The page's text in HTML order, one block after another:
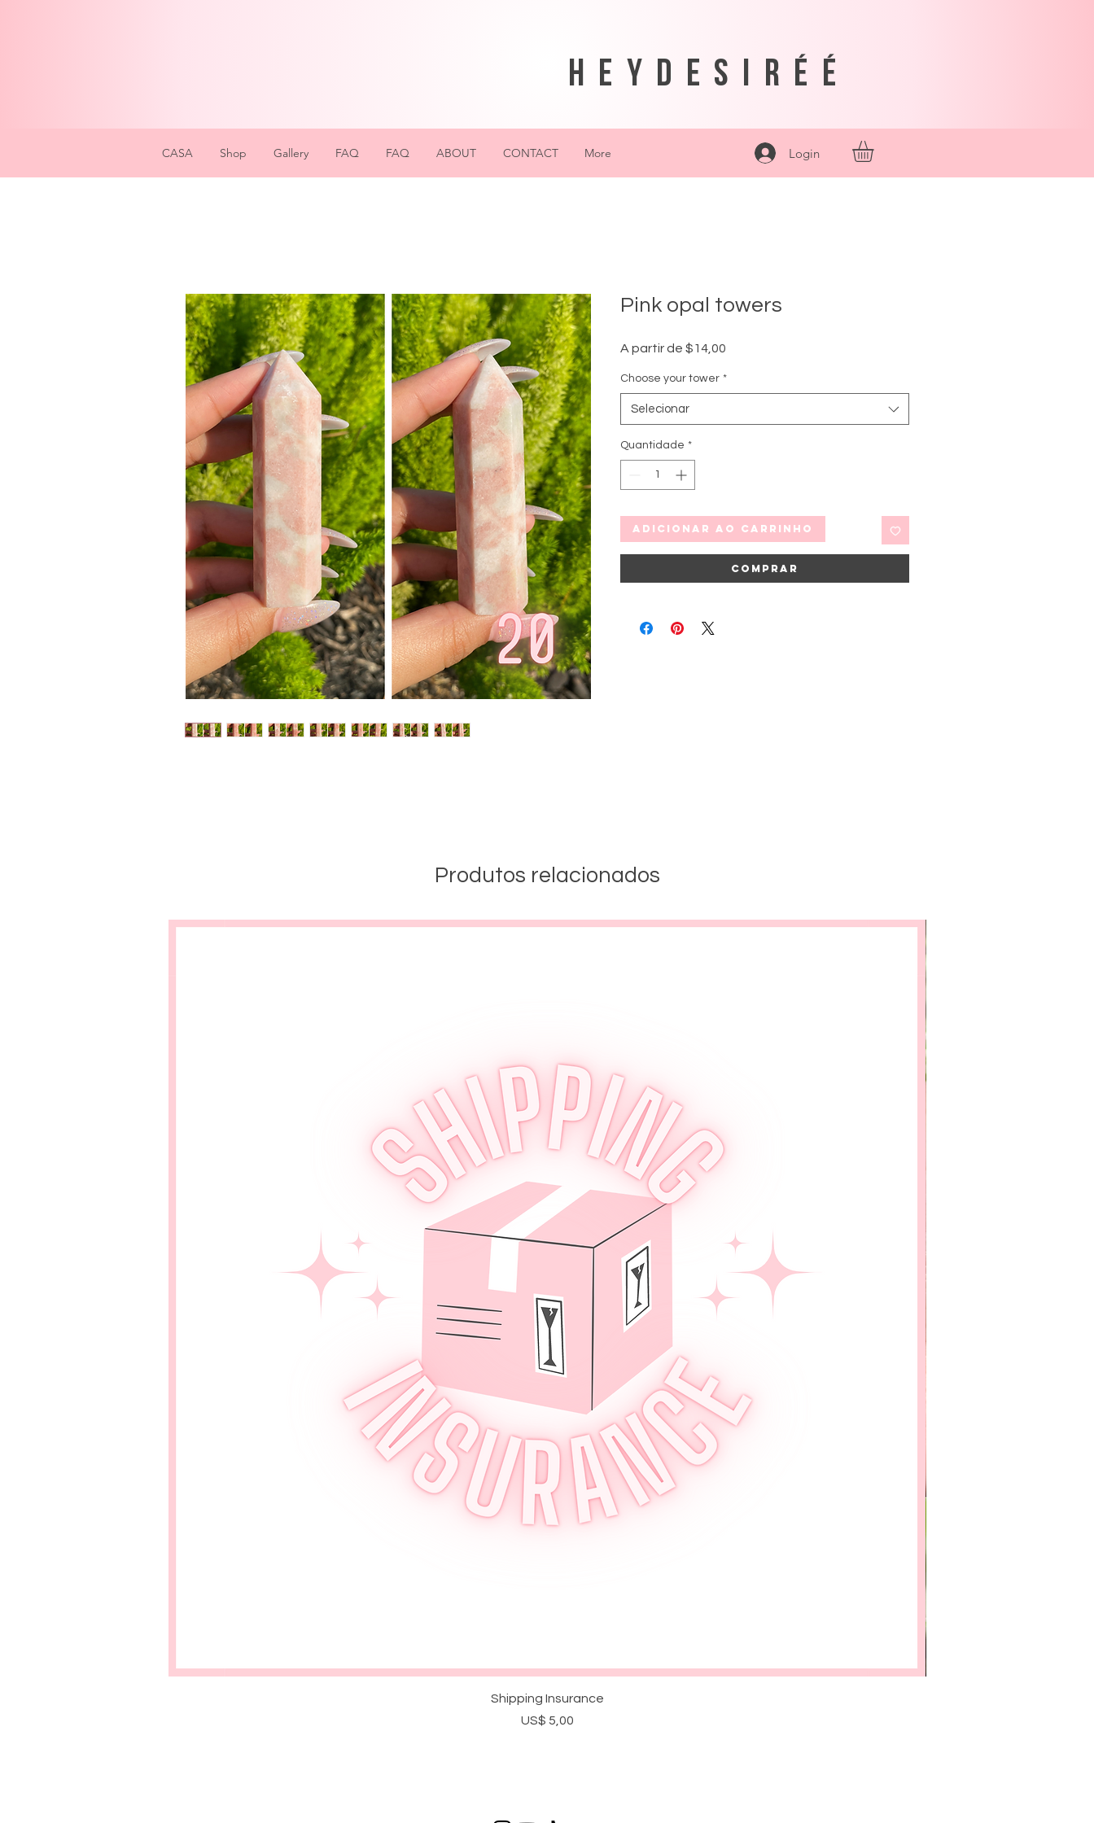
heydesiréé
CASA Shop Gallery FAQ FAQ ABOUT CONTACT More Login
Pink opal towers
A partir de $14,00
Choose your tower *
Selecionar
Quantidade *
Adicionar ao carrinho
Comprar
Produtos relacionados
Visualização rápida
Shipping Insurance
Preço
US$ 5,00